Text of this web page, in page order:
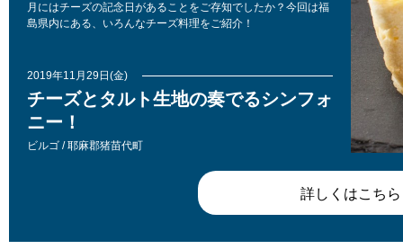
月にはチーズの記念日があることをご存知でしたか？今回は福
島県内にある、いろんなチーズ料理をご紹介！
2019年11月29日(金)
チーズとタルト生地の奏でるシンフォ
ニー！
ビルゴ / 耶麻郡猪苗代町
詳しくはこちら